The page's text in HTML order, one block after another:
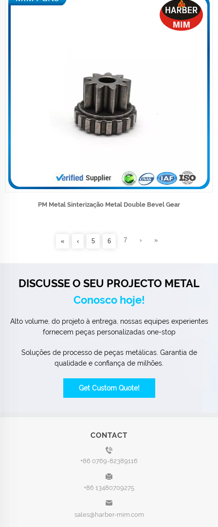
PM Metal Sinterização Metal Double Bevel Gear
« ‹ 5 6 7 › »
DISCUSSE O SEU PROJECTO METAL
Conosco hoje!
Alto volume, do projeto à entrega, nossas equipes experientes
fornecem peças personalizadas one-stop
Soluções de processo de peças metálicas. Garantia de
qualidade e confiança de milhões.
Get Custom Quote!
CONTACT
+86 0769-82389116
+86 13480709275
sales@harber-mim.com